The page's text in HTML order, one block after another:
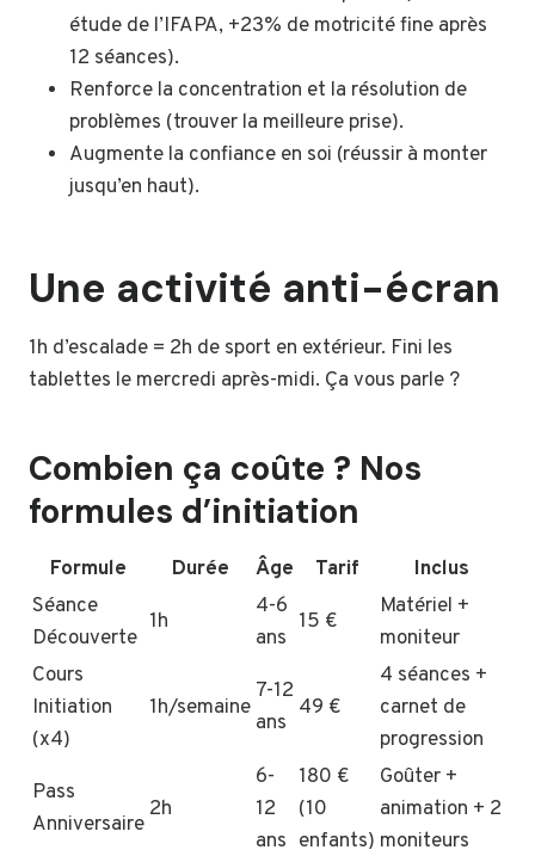
étude de l’IFAPA, +23% de motricité fine après
12 séances).
Renforce la concentration et la résolution de
problèmes (trouver la meilleure prise).
Augmente la confiance en soi (réussir à monter
jusqu’en haut).
Une activité anti-écran
1h d’escalade = 2h de sport en extérieur. Fini les
tablettes le mercredi après-midi. Ça vous parle ?
Combien ça coûte ? Nos
formules d’initiation
Formule Durée Âge Tarif
Inclus
Séance
Découverte
1h
4-6
ans
15 €
Matériel +
moniteur
Cours
Initiation
(x4)
1h/semaine
7-12
ans
49 €
4 séances +
carnet de
progression
Pass
Anniversaire
2h
6-
12
ans
180 €
(10
enfants)
Goûter +
animation + 2
moniteurs